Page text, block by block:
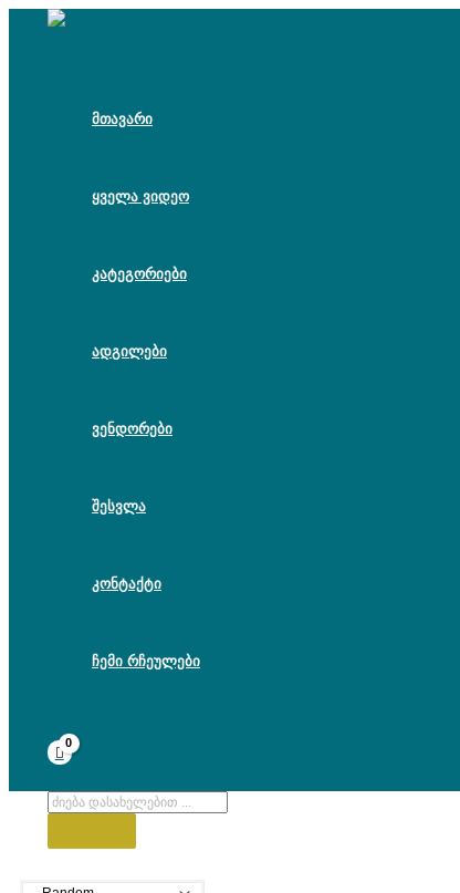
მთავარი
ყველა ვიდეო
კატეგორიები
ადგილები
ვენდორები
შესვლა
კონტაქტი
ჩემი რჩეულები
Products